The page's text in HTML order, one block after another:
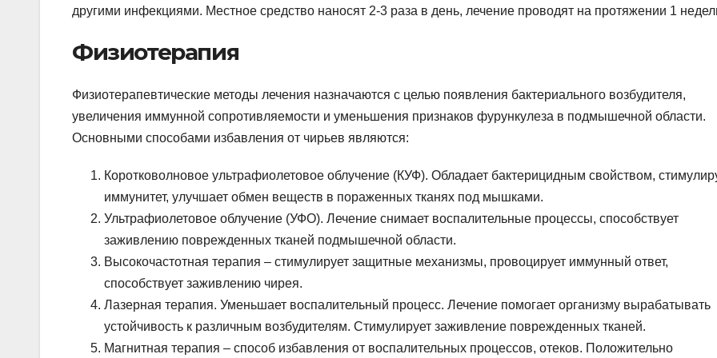
другими инфекциями. Местное средство наносят 2-3 раза в день, лечение проводят на протяжении 1
Физиотерапия
Физиотерапевтические методы лечения назначаются с целью появления бактериального возбудителя,
увеличения иммунной сопротивляемости и уменьшения признаков фурункулеза в подмышечной области.
Основными способами избавления от чирьев являются:
Коротковолновое ультрафиолетовое облучение (КУФ). Обладает бактерицидным свойством,
иммунитет, улучшает обмен веществ в пораженных тканях под мышками.
Ультрафиолетовое облучение (УФО). Лечение снимает воспалительные процессы, способствует
заживлению поврежденных тканей подмышечной области.
Высокочастотная терапия – стимулирует защитные механизмы, провоцирует иммунный ответ,
способствует заживлению чирея.
Лазерная терапия. Уменьшает воспалительный процесс. Лечение помогает организму вырабатывать
устойчивость к различным возбудителям. Стимулирует заживление поврежденных тканей.
Магнитная терапия – способ избавления от воспалительных процессов, отеков. Положительно